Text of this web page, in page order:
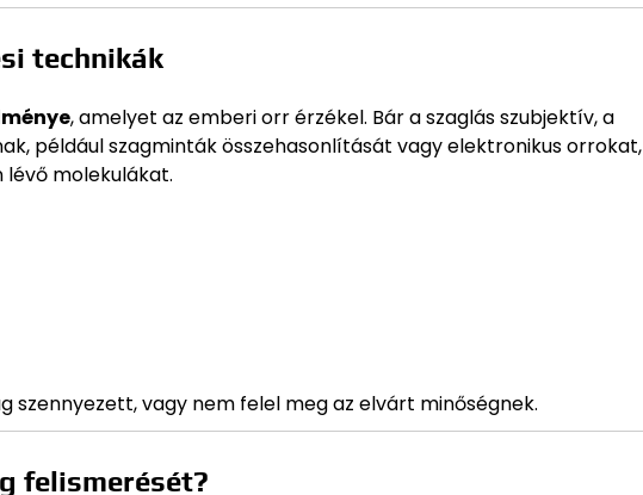
technikák
, amelyet az emberi orr érzékel. Bár a szaglás szubjektív, a
például szagminták összehasonlítását vagy elektronikus orrokat,
lévő molekulákat.
szennyezett, vagy nem felel meg az elvárt minőségnek.
felismerését?